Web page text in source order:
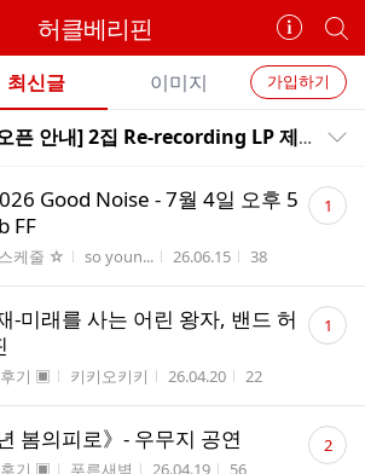
허클베리핀
카
페
정
보
보
기
개
별
카
페
검
가입하기
최신글 이미지
] 2집 Re-recording LP 제작 + 단독 콘서트 "봄의 피로"
Good Noise - 7월 4일 오후 5
FF
케줄 ☆ 작성자
so youn... 작성시간
26.06.15 조회수
38
댓
글 1
-미래를 사는 어린 왕자, 밴드 허
기 ▣ 작성자
키키오키키 작성시간
26.04.20 조회수
22
댓
글 1
봄의피로》- 우무지 공연
기 ▣ 작성자
푸른새벽 작성시간
26.04.19 조회수
56
댓
글 2